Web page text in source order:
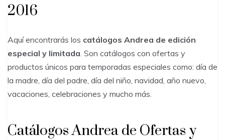
2016
Aquí encontrarás los catálogos Andrea de edición
especial y limitada . Son catálogos con ofertas y
productos únicos para temporadas especiales como: día de
la madre, día del padre, día del niño, navidad, año nuevo,
vacaciones, celebraciones y mucho más.
Catálogos Andrea de Ofertas y